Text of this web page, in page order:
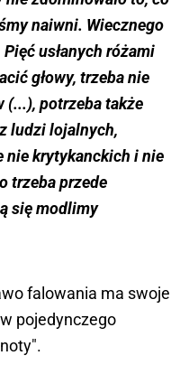
naiwni. Wiecznego
usłanych różami
głowy, trzeba nie
potrzeba także
ludzi lojalnych,
nie krytykanckich i nie
trzeba przede
się modlimy
falowania ma swoje
pojedynczego